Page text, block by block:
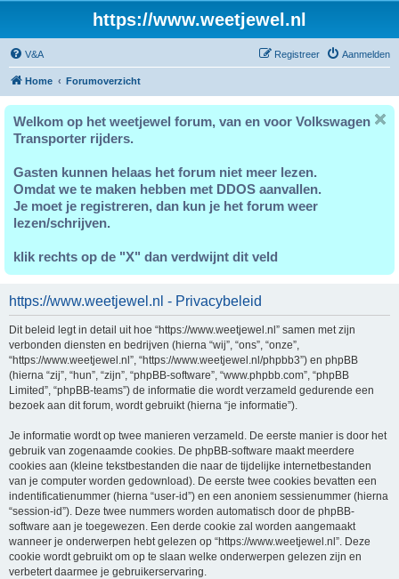
https://www.weetjewel.nl
V&A Aanmelden
Registreer
Home Forumoverzicht
Welkom op het weetjewel forum, van en voor Volkswagen
Transporter rijders.
Gasten kunnen helaas het forum niet meer lezen.
Omdat we te maken hebben met DDOS aanvallen.
Je moet je registreren, dan kun je het forum weer
lezen/schrijven.
klik rechts op de "X" dan verdwijnt dit veld
https://www.weetjewel.nl - Privacybeleid
Dit beleid legt in detail uit hoe “https://www.weetjewel.nl” samen met zijn
verbonden diensten en bedrijven (hierna “wij”, “ons”, “onze”,
“https://www.weetjewel.nl”, “https://www.weetjewel.nl/phpbb3”) en phpBB
(hierna “zij”, “hun”, “zijn”, “phpBB-software”, “www.phpbb.com”, “phpBB
Limited”, “phpBB-teams”) de informatie die wordt verzameld gedurende een
bezoek aan dit forum, wordt gebruikt (hierna “je informatie”).
Je informatie wordt op twee manieren verzameld. De eerste manier is door het
gebruik van zogenaamde cookies. De phpBB-software maakt meerdere
cookies aan (kleine tekstbestanden die naar de tijdelijke internetbestanden
van je computer worden gedownload). De eerste twee cookies bevatten een
indentificatienummer (hierna “user-id”) en een anoniem sessienummer (hierna
“session-id”). Deze twee nummers worden automatisch door de phpBB-
software aan je toegewezen. Een derde cookie zal worden aangemaakt
wanneer je onderwerpen hebt gelezen op “https://www.weetjewel.nl”. Deze
cookie wordt gebruikt om op te slaan welke onderwerpen gelezen zijn en
verbetert daarmee je gebruikerservaring.